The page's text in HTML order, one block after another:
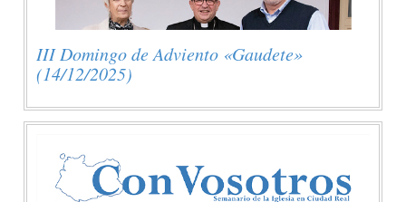
III Domingo de Adviento «Gaudete»
(14/12/2025)